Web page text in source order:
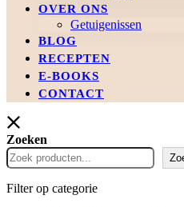
OVER ONS
Getuigenissen
BLOG
RECEPTEN
E-BOOKS
CONTACT
Zoeken
Filter op categorie